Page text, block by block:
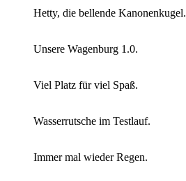
Hetty, die bellende Kanonenkugel.
Unsere Wagenburg 1.0.
Viel Platz für viel Spaß.
Wasserrutsche im Testlauf.
Immer mal wieder Regen.